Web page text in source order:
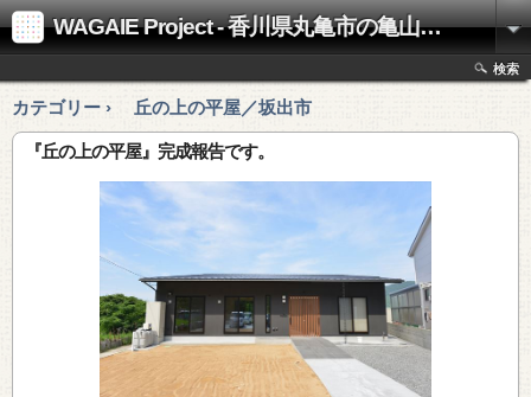
WAGAIE Project - 香川県丸亀市の亀山工務店
検索
カテゴリー › 丘の上の平屋／坂出市
『丘の上の平屋』完成報告です。